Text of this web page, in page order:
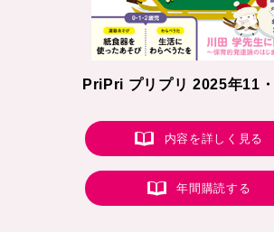
PriPri プリプリ 2025年11
内容を詳しく見る
年間購読する